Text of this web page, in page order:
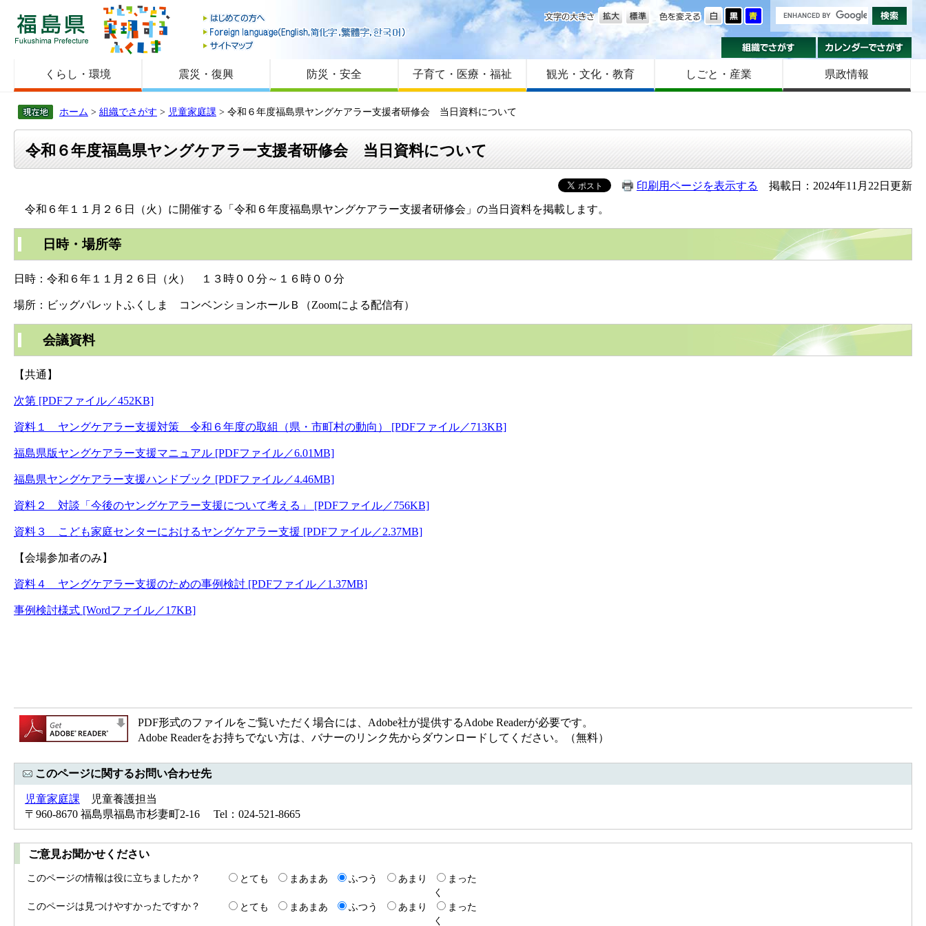
福島県
はじめての方へ
Foreign language
サイトマップ
色を変える
文字の大きさ
組織でさがす
くらし・環境 震災・復興 防災・安全 子育て・医療・福祉 観光・文化・教育 しごと・産業 県政情報
ホーム > 組織でさがす > 児童家庭課 > 令和６年度福島県ヤングケアラー支援者研修会 当日資料について
令和６年度福島県ヤングケアラー支援者研修会 当日資料について
印刷用ページを表示する
掲載日：2024年11月22日更新
令和６年１１月２６日（火）に開催する「令和６年度福島県ヤングケアラー支援者研修会」の当日資料を掲載します。
日時・場所等
日時：令和６年１１月２６日（火） １３時００分～１６時００分
場所：ビッグパレットふくしま コンベンションホールＢ（Zoomによる配信有）
会議資料
【共通】
次第 [PDFファイル／452KB]
資料１ ヤングケアラー支援対策 令和６年度の取組（県・市町村の動向） [PDFファイル／713KB]
福島県版ヤングケアラー支援マニュアル [PDFファイル／6.01MB]
福島県ヤングケアラー支援ハンドブック [PDFファイル／4.46MB]
資料２ 対談「今後のヤングケアラー支援について考える」 [PDFファイル／756KB]
資料３ こども家庭センターにおけるヤングケアラー支援 [PDFファイル／2.37MB]
【会場参加者のみ】
資料４ ヤングケアラー支援のための事例検討 [PDFファイル／1.37MB]
事例検討様式 [Wordファイル／17KB]
PDF形式のファイルをご覧いただく場合には、Adobe社が提供するAdobe Readerが必要です。
Adobe Readerをお持ちでない方は、バナーのリンク先からダウンロードしてください。（無料）
このページに関するお問い合わせ先
児童家庭課 児童養護担当
〒960-8670 福島県福島市杉妻町2-16 Tel：024-521-8665
ご意見お聞かせください
このページの情報は役に立ちましたか？ とても まあまあ ふつう あまり
まった
く
このページは見つけやすかったですか？
とても まあまあ ふつう あまり
まった
く